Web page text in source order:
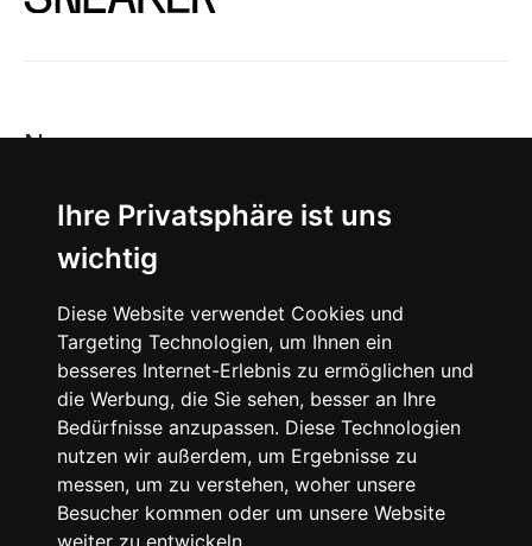
Ihre Privatsphäre ist uns
wichtig
Diese Website verwendet Cookies und
Targeting Technologien, um Ihnen ein
besseres Internet-Erlebnis zu ermöglichen und
die Werbung, die Sie sehen, besser an Ihre
Bedürfnisse anzupassen. Diese Technologien
nutzen wir außerdem, um Ergebnisse zu
messen, um zu verstehen, woher unsere
Besucher kommen oder um unsere Website
weiter zu entwickeln.
News
About
Instagram
Facebook
© 2024 SNEAKERᴰᴱ, All rights reserved.